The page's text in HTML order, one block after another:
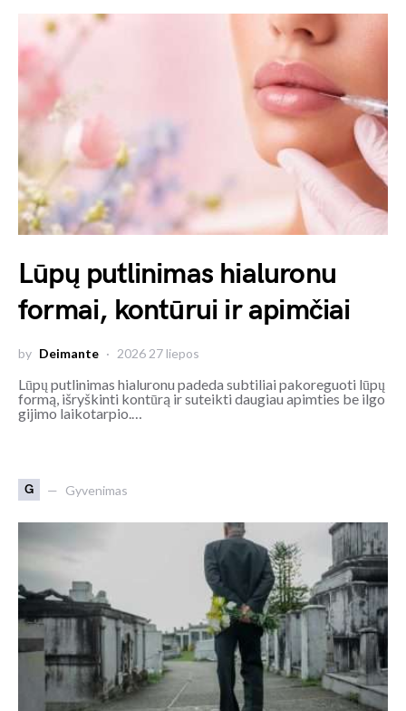
Lūpų putlinimas hialuronu
formai, kontūrui ir apimčiai
by Deimante 2026 27 liepos
Lūpų putlinimas hialuronu padeda subtiliai pakoreguoti lūpų
formą, išryškinti kontūrą ir suteikti daugiau apimties be ilgo
gijimo laikotarpio.…
G Gyvenimas